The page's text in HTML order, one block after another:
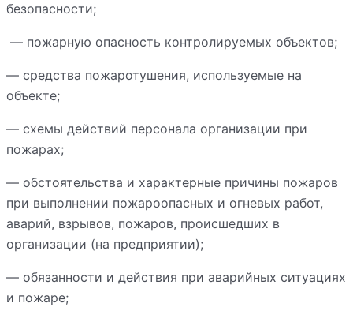
безопасности;
— пожарную опасность контролируемых объектов;
— средства пожаротушения, используемые на
объекте;
— схемы действий персонала организации при
пожарах;
— обстоятельства и характерные причины пожаров
при выполнении пожароопасных и огневых работ,
аварий, взрывов, пожаров, происшедших в
организации (на предприятии);
— обязанности и действия при аварийных ситуациях
и пожаре;